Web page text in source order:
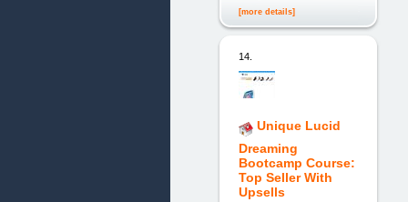
[more details]
14.
Unique Lucid
Dreaming
Bootcamp Course:
Top Seller With
Upsells